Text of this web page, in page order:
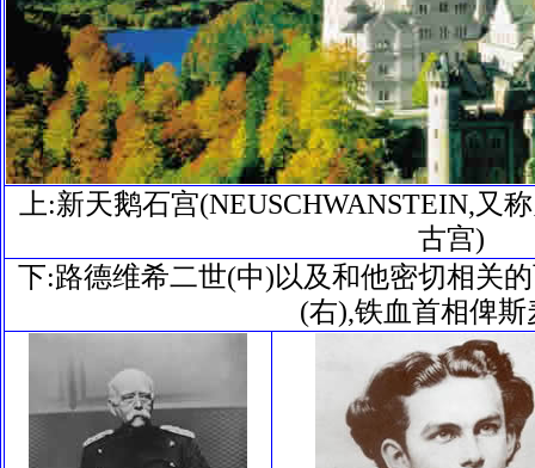
上:新天鹅石宫(NEUSCHWANSTEIN,又
古宫)
下:路德维希二世(中)以及和他密切相关
(右),铁血首相俾斯